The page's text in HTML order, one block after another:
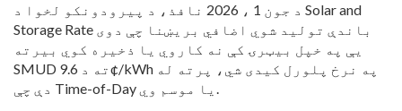
د جون 1 ، 2026 نافذ، د پیرودونکو لخوا د Solar and
Storage Rate باندې تولید شوي اضافي بریښنا چې دوی
یې په خپل بیټرۍ کې نه کاروي یا ذخیره کوي بیرته
SMUD ته د 9.6¢/kWh په نرخ پلورل کیدی شي، پرته له
دې چې Time-of-Day یا موسم وي.